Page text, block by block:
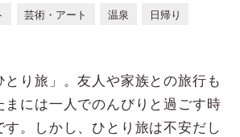
芸術・アート 温泉 日帰り
り旅」。友人や家族との旅行も
には一人でのんびりと過ごす時
。しかし、ひとり旅は不安だし